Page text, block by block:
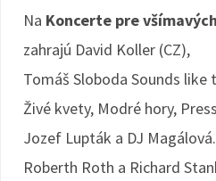
Na Koncerte pre všímavých
zahrajú David Koller (CZ),
Tomáš Sloboda Sounds like
Živé kvety, Modré hory,
Jozef Lupták a DJ
Roberth Roth a Richard